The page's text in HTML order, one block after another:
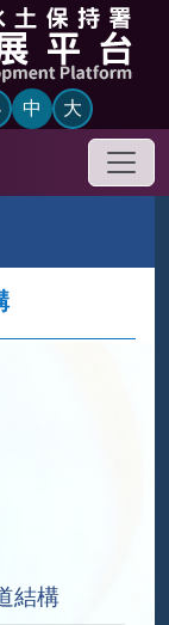
中 大
手機
結構